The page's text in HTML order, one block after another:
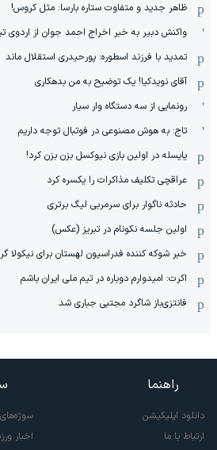
ظاهر جدید و متفاوت ستاره بارسا: مثل کروس!
واکنش دبیر به خبر اخراج احمد جوان از اردوی
تمدید با فرزند اسطوره: پورحیدری استقلال ماند
آقای نویدکیا! یک توضیح به من بدهکاری
رونمایی از سه دستگاه وار سیار
تاج: به هوش مصنوعی در فوتبال توجه داریم
یایسله در اولین بازی نیوکسل بزن بزن کرد!
عراقچی تکلیف مذاکرات را یکسره کرد
حادثه ناگوار برای سرمربی لیگ برتری
اولین جلسه نکونام در تبریز (عکس)
خبر شوکه کننده فدراسیون لهستان برای نیکولا
اکرت: امیدوارم دوباره در تیم ملی ایران باشم
فانتزی‌باز شاگرد مجتبی جباری شد
راهنما
دانلود اپلیکیشن
ارتباط با ما
اخبار